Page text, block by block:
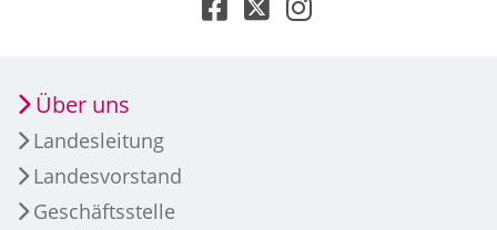
Über uns
Landesleitung
Landesvorstand
Geschäftsstelle